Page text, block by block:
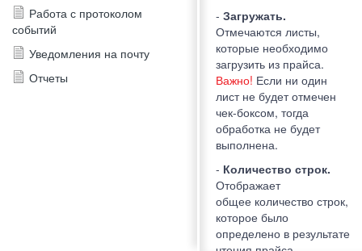
Работа с протоколом
событий
Уведомления на почту
Отчеты
- Загружать.
Отмечаются листы,
которые необходимо
загрузить из прайса.
Важно! Если ни один
лист не будет отмечен
чек-боксом, тогда
обработка не будет
выполнена.
- Количество строк.
Отображает
общее количество строк,
которое было
определено в результате